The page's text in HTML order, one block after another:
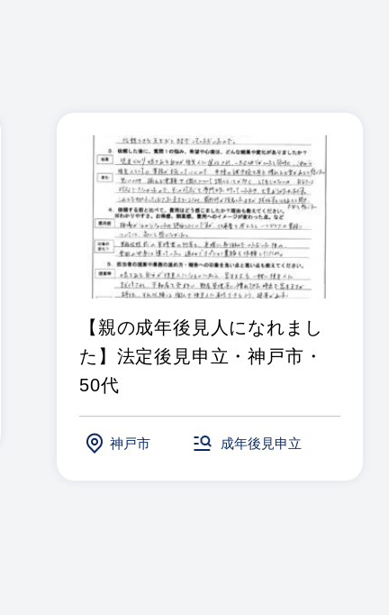
【親の成年後見人になれまし
た】法定後見申立・神戸市・
50代
神戸市 成年後見申立